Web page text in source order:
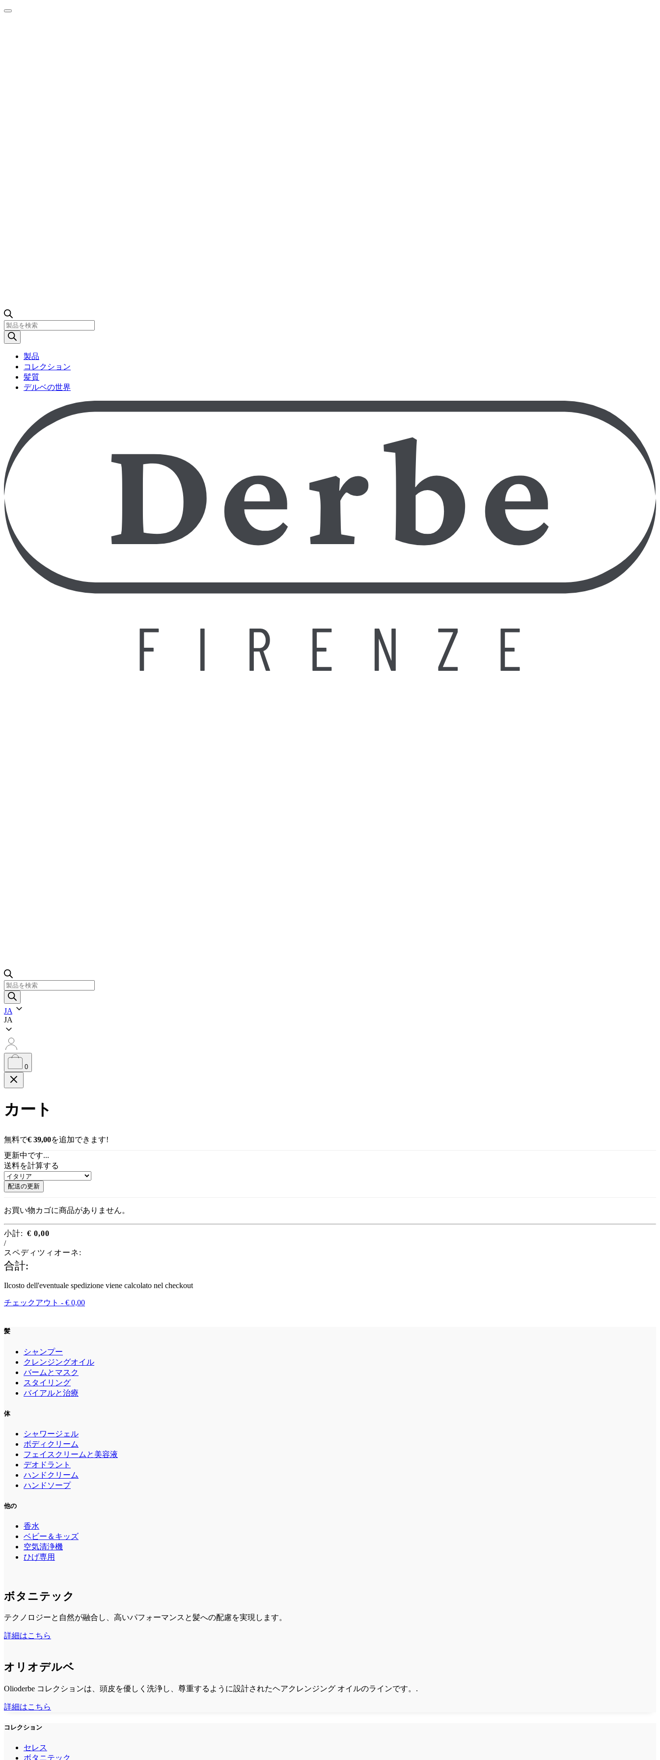
製
品
検
製品
コレクション
髪質
デルベの世界
製
品
検
索
JA
JA
0
カート
無料で€ 39,00を追加できます!
更新中です...
送料を計算する
配送の更新
お買い物カゴに商品がありません。
小計: € 0,00
/
スペディツィオーネ:
合計:
Ilcosto dell'eventuale spedizione viene calcolato nel checkout
チェックアウト - € 0,00
髪
シャンプー
クレンジングオイル
バームとマスク
スタイリング
バイアルと治療
体
シャワージェル
ボディクリーム
フェイスクリームと美容液
デオドラント
ハンドクリーム
ハンドソープ
他の
香水
ベビー＆キッズ
空気清浄機
ひげ専用
ボタニテック
テクノロジーと自然が融合し、高いパフォーマンスと髪への配慮を実現します。
詳細はこちら
オリオデルベ
Olioderbe コレクションは、頭皮を優しく洗浄し、尊重するように設計されたヘアクレンジング オイルのラインです。.
詳細はこちら
コレクション
セレス
ボタニテック